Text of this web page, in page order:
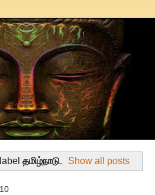
தமிழ்நாடு. Show all posts